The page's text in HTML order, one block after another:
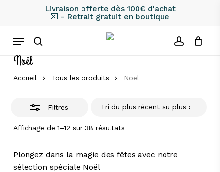
content
Livraison offerte dès 100€ d'achat
💌 - Retrait gratuit en boutique
search account
Menu
Noël
Accueil Tous les produits Noël
Filtres
Affichage de 1–12 sur 38 résultatsTrié
récent
au
filtres
Plongez dans la magie des fêtes avec notre
sélection spéciale Noël